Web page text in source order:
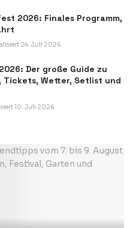
2026: Finales Programm,
24. Juli 2026
Der große Guide zu
Tickets, Wetter, Setlist und
10. Juli 2026